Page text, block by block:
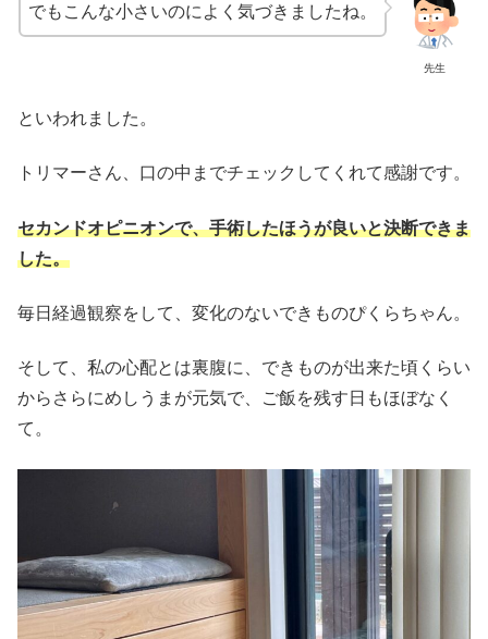
先生
でもこんな小さいのによく気づきましたね。
といわれました。
トリマーさん、口の中までチェックしてくれて感謝です。
セカンドオピニオンで、手術したほうが良いと決断できま
した。
毎日経過観察をして、変化のないできものぴくらちゃん。
そして、私の心配とは裏腹に、できものが出来た頃くらい
からさらにめしうまが元気で、ご飯を残す日もほぼなく
て。